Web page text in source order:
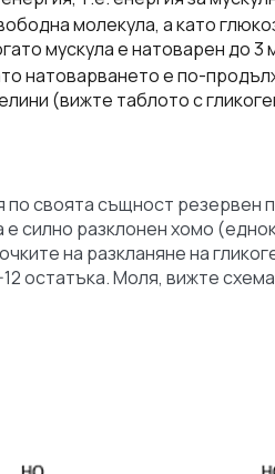
молекула, а като
мускула е натоварен до
натоварването е по-
(вижте таблото с
по своята същност резервен
е силно разклонен хомо
на разкланяне на
остатъка. Моля, вижте